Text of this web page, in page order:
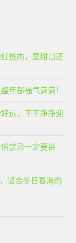
烧肉，是甜口还
年都福气满满！
运，干干净净迎
禁忌一定要讲
适合冬日看海的